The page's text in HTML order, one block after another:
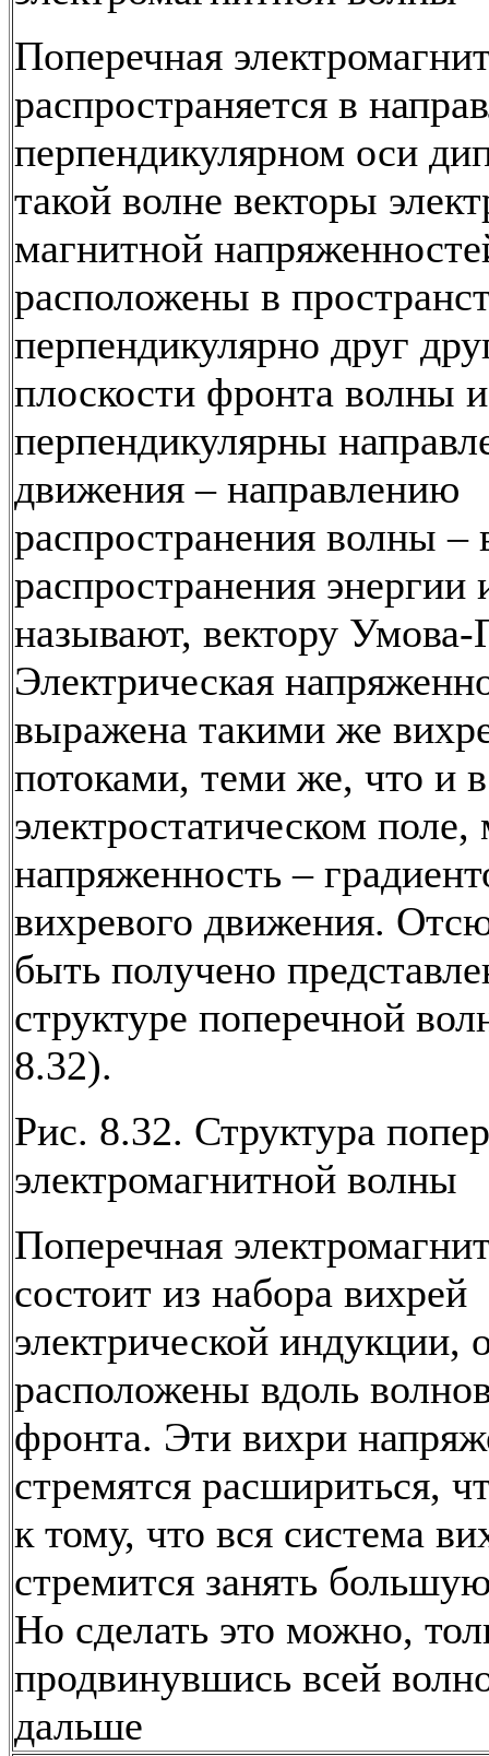
Поперечная
распространяется в
перпендикулярном оси
такой волне векторы
магнитной
расположены в
перпендикулярно друг
плоскости фронта волны и
перпендикулярны
движения – направлению
распространения волны –
распространения энергии
называют, вектору
Электрическая
выражена такими же
потоками, теми же, что и
электростатическом поле,
напряженность –
вихревого движения.
быть получено
структуре поперечной
8.32).
Рис. 8.32. Структура
электромагнитной волны
Поперечная
состоит из набора вихрей
электрической индукции,
расположены вдоль
фронта. Эти вихри
стремятся расшириться,
к тому, что вся система
стремится занять
Но сделать это можно,
продвинувшись всей
дальше